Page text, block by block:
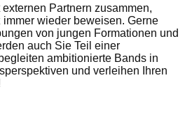
Partnern zusammen,
wieder beweisen. Gerne
von jungen Formationen und
auch Sie Teil einer
ambitionierte Bands in
und verleihen Ihren